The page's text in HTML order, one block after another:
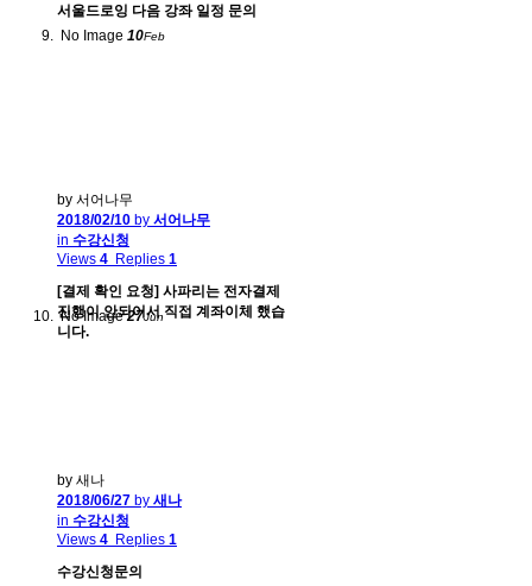
서울드로잉 다음 강좌 일정 문의
No Image 10Feb
by 서어나무
2018/02/10 by 서어나무
in 수강신청
Views 4 Replies 1
[결제 확인 요청] 사파리는 전자결제
진행이 안되어서 직접 계좌이체 했습
니다.
No Image 27Jun
by 새나
2018/06/27 by 새나
in 수강신청
Views 4 Replies 1
수강신청문의